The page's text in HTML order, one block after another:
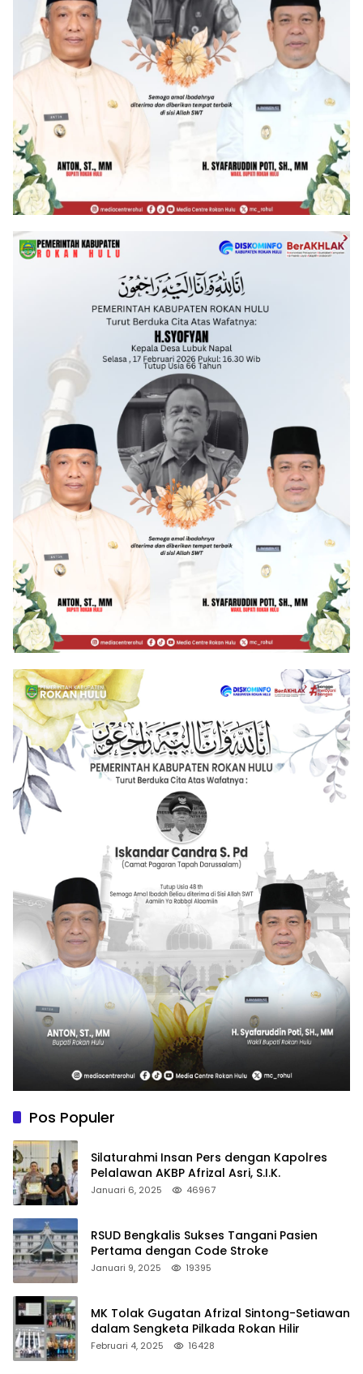
Pos Populer
Silaturahmi Insan Pers dengan Kapolres
Pelalawan AKBP Afrizal Asri, S.I.K.
Januari 6, 2025 46967
RSUD Bengkalis Sukses Tangani Pasien
Pertama dengan Code Stroke
Januari 9, 2025 19395
MK Tolak Gugatan Afrizal Sintong-Setiawan
dalam Sengketa Pilkada Rokan Hilir
Februari 4, 2025 16428